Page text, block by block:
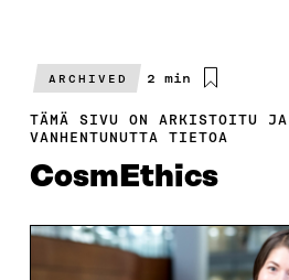
ARCHIVED
Arvioitu
2 min
TÄMÄ SIVU ON ARKISTOITU
VANHENTUNUTTA TIETOA
CosmEthics